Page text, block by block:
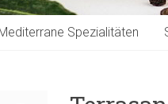
Spezialitäten